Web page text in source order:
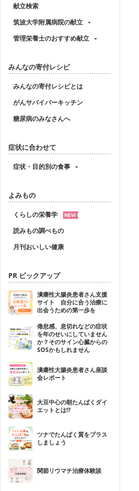
献立検索
筑波大学附属病院の献立
管理栄養士のおすすめ献立
みんなの寄付レシピ
みんなの寄付レシピとは
がんサバイバーキッチン
糖尿病のみなさんへ
症状に合わせて
症状・目的別の食事
よみもの
くらしの栄養学
読みもの調べもの
月刊おいしい健康
PR ピックアップ
潰瘍性大腸炎患者さん支援
サイト 自分に合う治療に
出会うための第一歩を
倦怠感、息切れなどの症状
を年のせいにしていません
か？そのサイン心臓からの
SOSかもしれません
潰瘍性大腸炎患者さん座談
会レポート
大豆中心の朝たんぱくダイ
エットとは!?
ツナでたんぱく質をプラス
しましょう
関節リウマチ治療体験談